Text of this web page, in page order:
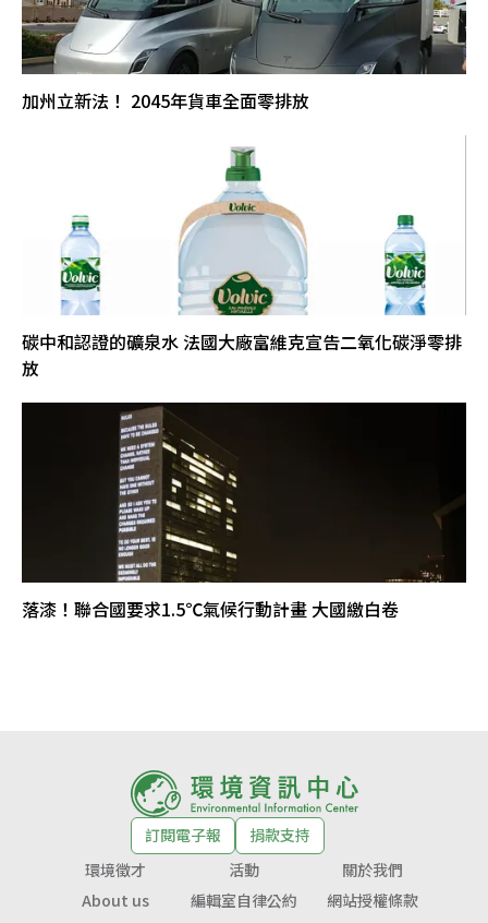
加州立新法！ 2045年貨車全面零排放
碳中和認證的礦泉水 法國大廠富維克宣告二氧化碳淨零排
放
落漆！聯合國要求1.5℃氣候行動計畫 大國繳白卷
訂閱電子報
捐款支持
環境徵才
活動
關於我們
About us
編輯室自律公約
網站授權條款